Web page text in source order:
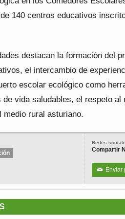
140 centros educativos
destacan la formación del
el intercambio de
escolar ecológico como
de vida saludables, el respeto al
medio rural asturiano.
Redes
Compartir
✉ Enviar